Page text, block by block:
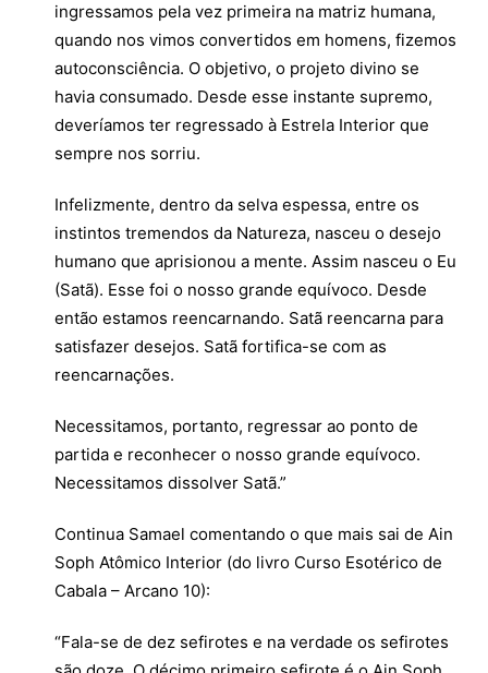
ingressamos pela vez primeira na matriz humana,
quando nos vimos convertidos em homens, fizemos
autoconsciência. O objetivo, o projeto divino se
havia consumado. Desde esse instante supremo,
deveríamos ter regressado à Estrela Interior que
sempre nos sorriu.
Infelizmente, dentro da selva espessa, entre os
instintos tremendos da Natureza, nasceu o desejo
humano que aprisionou a mente. Assim nasceu o Eu
(Satã). Esse foi o nosso grande equívoco. Desde
então estamos reencarnando. Satã reencarna para
satisfazer desejos. Satã fortifica-se com as
reencarnações.
Necessitamos, portanto, regressar ao ponto de
partida e reconhecer o nosso grande equívoco.
Necessitamos dissolver Satã.”
Continua Samael comentando o que mais sai de Ain
Soph Atômico Interior (do livro Curso Esotérico de
Cabala – Arcano 10):
“Fala-se de dez sefirotes e na verdade os sefirotes